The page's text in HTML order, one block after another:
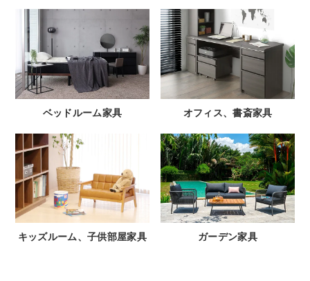
ベッドルーム家具 オフィス、書斎家具
キッズルーム、子供部屋家具 ガーデン家具